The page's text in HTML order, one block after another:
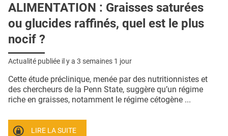
E-REVUE SAD
THÉMA
L'APP
PUBLICITÉ
CONTACT
en
liste
ALIMENTATION : Graisses saturées
ou glucides raffinés, quel est le plus
nocif ?
Actualité publiée il y a 3 semaines 1 jour
Cette étude préclinique, menée par des nutritionnistes et
des chercheurs de la Penn State, suggère qu’un régime
riche en graisses, notamment le régime cétogène ...
LIRE LA SUITE